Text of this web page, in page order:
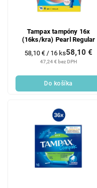
Tampax tampóny 16x
(16ks/kra) Pearl Regular
47,24 € bez DPH
58,10 €
Jednotková
58,10 € / 16 ks
Do košíka